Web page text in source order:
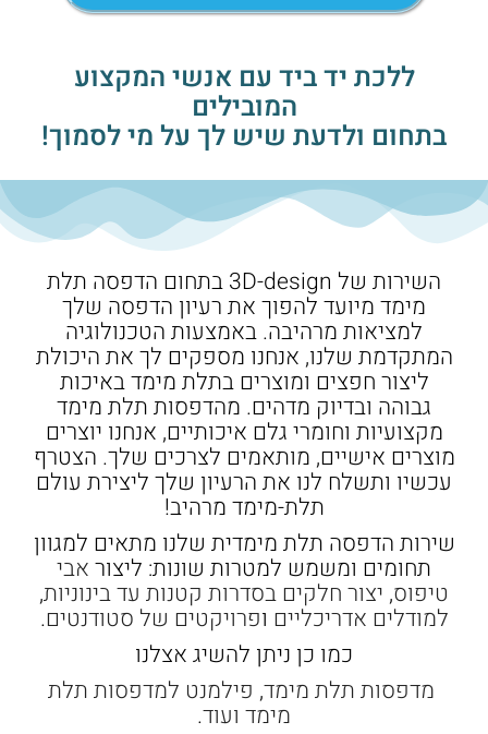
השירות של 3D-design בתחום הדפסה תלת
מימד מיועד להפוך את רעיון הדפסה שלך
למציאות מרהיבה. באמצעות הטכנולוגיה
המתקדמת שלנו, אנחנו מספקים לך את היכולת
ליצור חפצים ומוצרים בתלת מימד באיכות
גבוהה ובדיוק מדהים. מהדפסות תלת מימד
מקצועיות וחומרי גלם איכותיים, אנחנו יוצרים
מוצרים אישיים, מותאמים לצרכים שלך. הצטרף
עכשיו ותשלח לנו את הרעיון שלך ליצירת עולם
תלת-מימד מרהיב!
שירות הדפסה תלת מימדית שלנו מתאים למגוון
תחומים ומשמש למטרות שונות: ליצוראבי
טיפוס, יצור חלקים בסדרות קטנות עד בינוניות,
למודלים אדריכליים ופרויקטים של סטודנטים.
כמו כן ניתן להשיג אצלנו
מדפסות תלת מימד, פילמנט למדפסות תלת
מימד ועוד.
ללכת יד ביד עם אנשי המקצוע
המובילים
בתחום ולדעת שיש לך על מי לסמוך!